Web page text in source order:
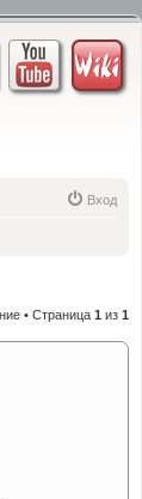
Вход
• Страница 1 из 1